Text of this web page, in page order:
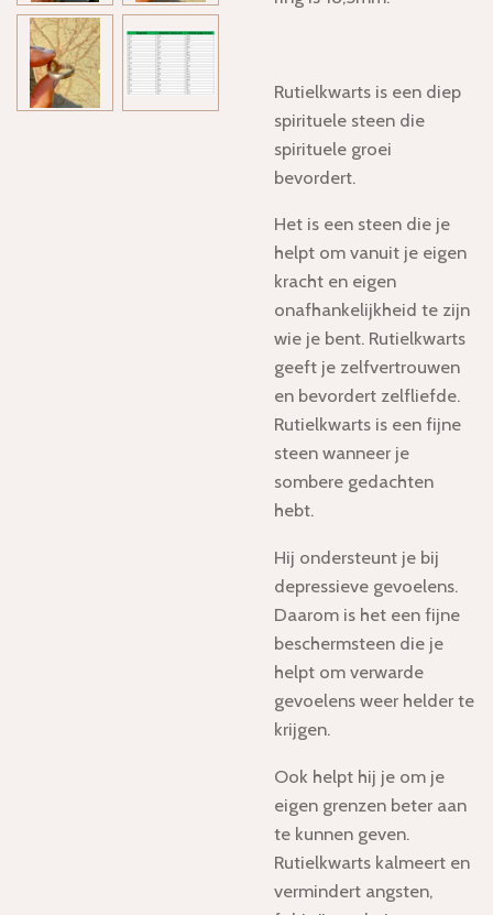
Rutielkwarts is een diep
spirituele steen die
spirituele groei
bevordert.
Het is een steen die je
helpt om vanuit je eigen
kracht en eigen
onafhankelijkheid te zijn
wie je bent. Rutielkwarts
geeft je zelfvertrouwen
en bevordert zelfliefde.
Rutielkwarts is een fijne
steen wanneer je
sombere gedachten
hebt.
Hij ondersteunt je bij
depressieve gevoelens.
Daarom is het een fijne
beschermsteen die je
helpt om verwarde
gevoelens weer helder te
krijgen.
Ook helpt hij je om je
eigen grenzen beter aan
te kunnen geven.
Rutielkwarts kalmeert en
vermindert angsten,